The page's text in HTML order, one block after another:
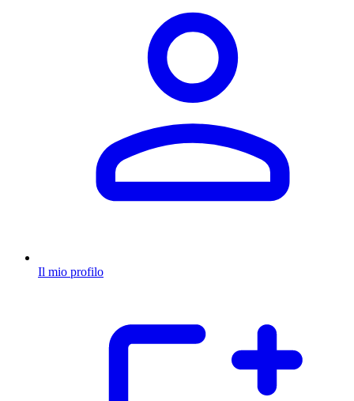
Il mio profilo